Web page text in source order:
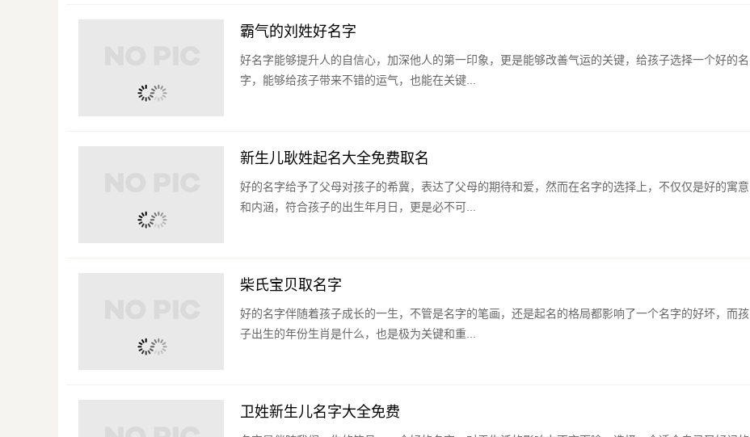
霸气的刘姓好名字
好名字能够提升人的自信心，加深他人的第一印象，更是能够改善气运的关键，给孩子选择一个好的名
字，能够给孩子带来不错的运气，也能在关键...
新生儿耿姓起名大全免费取名
好的名字给予了父母对孩子的希冀，表达了父母的期待和爱，然而在名字的选择上，不仅仅是好的寓意
和内涵，符合孩子的出生年月日，更是必不可...
柴氏宝贝取名字
好的名字伴随着孩子成长的一生，不管是名字的笔画，还是起名的格局都影响了一个名字的好坏，而孩
子出生的年份生肖是什么，也是极为关键和重...
卫姓新生儿名字大全免费